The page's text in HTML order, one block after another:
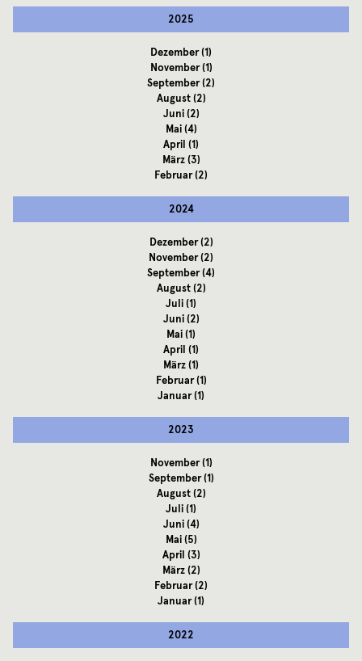
2025
Dezember(1)
November(1)
September(2)
August(2)
Juni(2)
Mai(4)
April (1)
März(3)
Februar(2)
2024
Dezember(2)
November(2)
September(4)
August(2)
Juli(1)
Juni(2)
Mai(1)
April (1)
März(1)
Februar(1)
Januar(1)
2023
November(1)
September(1)
August(2)
Juli(1)
Juni(4)
Mai(5)
April (3)
März(2)
Februar(2)
Januar(1)
2022